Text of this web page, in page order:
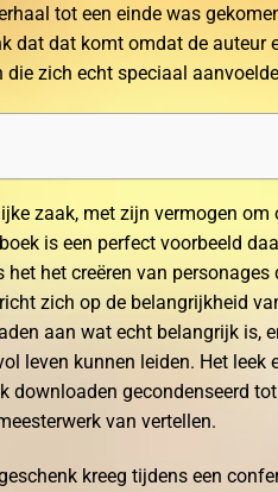
tot een einde was
dat dat komt omdat de auteur
zich echt speciaal
zaak, met zijn vermogen om
is een perfect voorbeeld
het creëren van personages
zich op de belangrijkheid
aan wat echt belangrijk is,
leven kunnen leiden. Het leek
downloaden gecondenseerd
van vertellen.
kreeg tijdens een